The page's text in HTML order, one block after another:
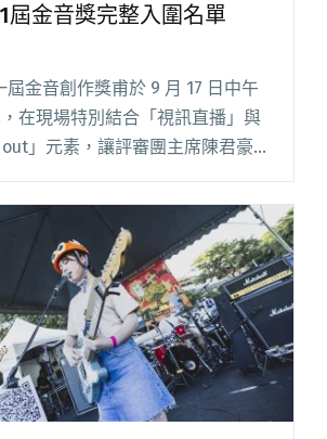
屆金音獎完整入圍名單
屆金音創作獎甫於 9 月 17 日中午
在現場特別結合「視訊直播」與
out」元素，讓評審團主席陳君豪、
黃韻玲、曾獲金音獎肯定的呂士
年第11屆金音獎完整入圍名